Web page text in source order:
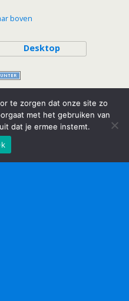
boven
Desktop
te zorgen dat onze site zo
met het gebruiken van
dat je ermee instemt.